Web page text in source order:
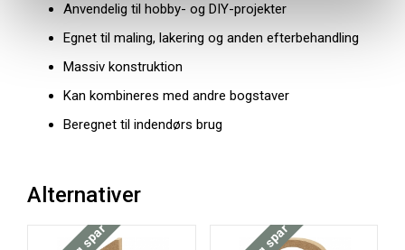
Anvendelig til hobby- og DIY-projekter
Egnet til maling, lakering og anden efterbehandling
Massiv konstruktion
Kan kombineres med andre bogstaver
Beregnet til indendørs brug
Alternativer